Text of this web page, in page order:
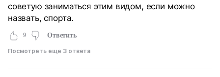
советую заниматься этим видом, если можно
назвать, спорта.
9 Ответить
Посмотреть еще 3 ответа